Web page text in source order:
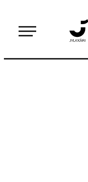
sisältöön